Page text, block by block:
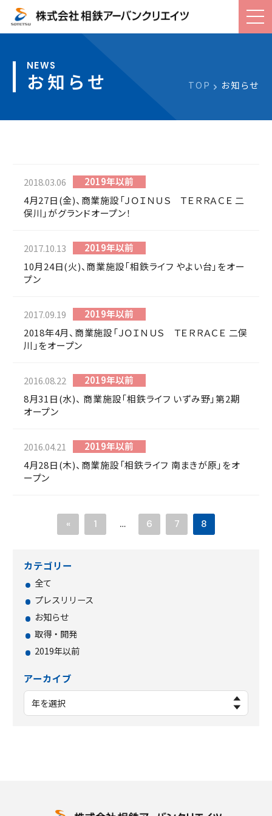
お知らせ TOP お知らせ
2018.03.06
2019年以前
4月27日(金)、商業施設「ＪＯＩＮＵＳ ＴＥＲＲＡＣＥ 二
俣川」がグランドオープン！
2017.10.13
2019年以前
10月24日(火)、商業施設「相鉄ライフ やよい台」をオー
プン
2017.09.19
2019年以前
2018年4月、商業施設「ＪＯＩＮＵＳ ＴＥＲＲＡＣＥ 二俣
川」をオープン
2016.08.22
2019年以前
8月31日(水)、 商業施設「相鉄ライフ いずみ野」第2期
オープン
2016.04.21
2019年以前
4月28日(木)、商業施設「相鉄ライフ 南まきが原」をオ
ープン
« 1 … 6 7 8
カテゴリー
全て
プレスリリース
お知らせ
取得・開発
2019年以前
アーカイブ